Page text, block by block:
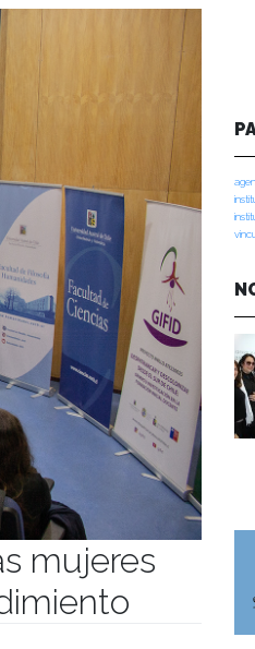
mujeres